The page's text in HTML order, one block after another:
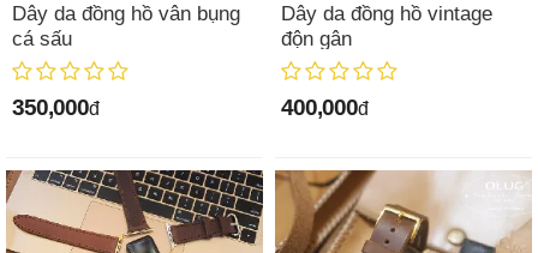
Dây da đồng hồ vân bụng
cá sấu
350,000đ
Dây da đồng hồ vintage
độn gân
400,000đ